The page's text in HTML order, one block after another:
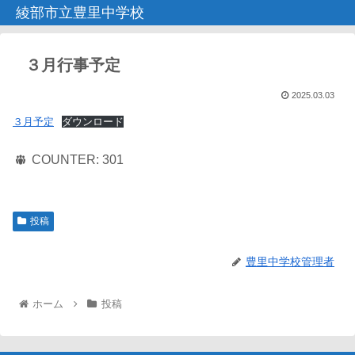
綾部市立豊里中学校
３月行事予定
2025.03.03
３月予定 ダウンロード
COUNTER: 301
投稿
豊里中学校管理者
ホーム 投稿